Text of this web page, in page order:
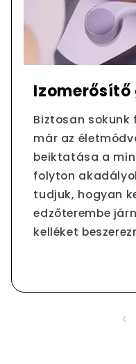
Biztosan sokunk
már az
beiktatása a
folyton
tudjuk, hogyan
edzőterembe
kelléket